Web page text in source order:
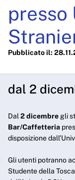
presso
Pubblicato il:
dal 2
Dal2 dicembregli
Bar/Caffetteria
disposizione
Gli utenti potranno
Studente della